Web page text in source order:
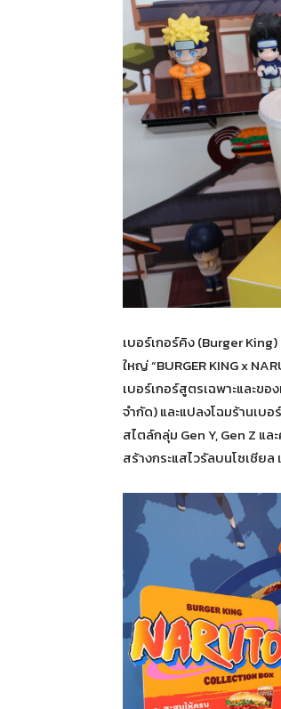
เบอร์เกอร์คิง (Burger
ใหญ่ “BURGER KING x
เบอร์เกอร์สูตรเฉพาะและข
จำกัด) และแปลงโฉมร้านเบ
สไตล์กลุ่ม Gen Y, Gen Z แ
สร้างกระแสไวรัลบนโซเชีย